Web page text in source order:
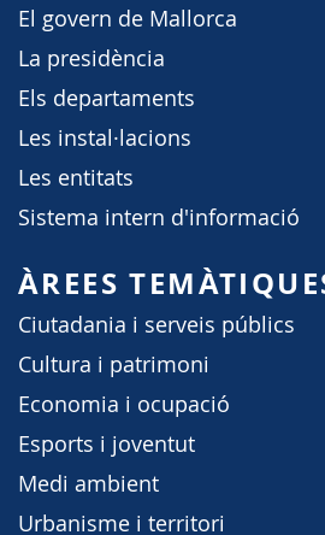
El govern de Mallorca
La presidència
Els departaments
Les instal·lacions
Les entitats
Sistema intern d'informació
ÀREES
Ciutadania i serveis públics
Cultura i patrimoni
Economia i ocupació
Esports i joventut
Medi ambient
Urbanisme i territori